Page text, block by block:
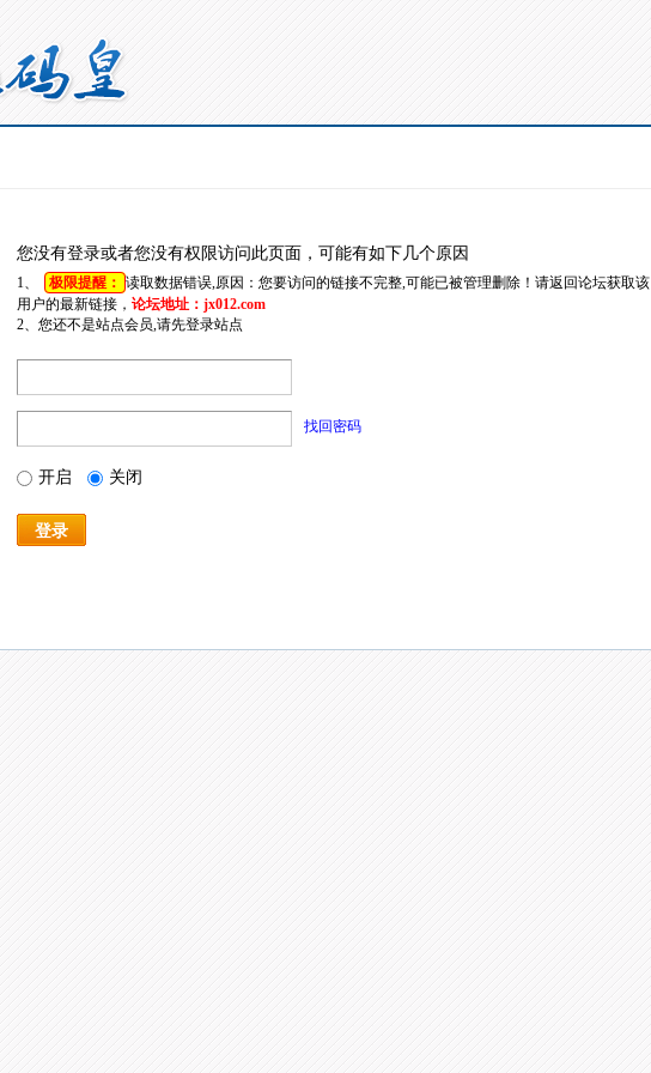
您没有登录或者您没有权限访问此页面，可能有如下几个原因
1、 极限提醒： 读取数据错误,原因：您要访问的链接不完整,可能已被管理删除！请返回论坛获取该
用户的最新链接， 论坛地址：jx012.com
2、您还不是站点会员,请先登录站点
找回密码
开启 关闭
登录